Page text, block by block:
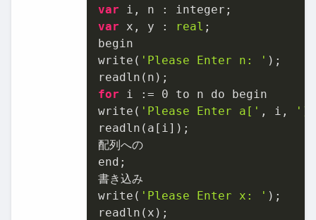
var
var x, y : real ;
begin
write( 'Please Enter n: ' );
for i := 0 to n do begin
write( 'Please Enter a[' , i,
']
readln(a[i]);
配列への
end;
書き込み
write( 'Please Enter x: ' );
readln(x);